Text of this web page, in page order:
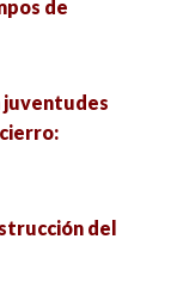
de
juventudes
del